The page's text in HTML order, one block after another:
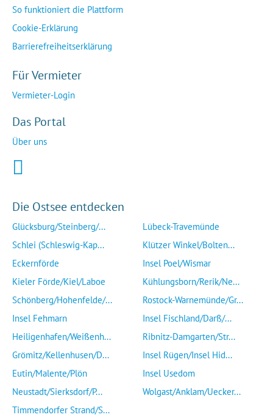
So funktioniert die Plattform
Cookie-Erklärung
Barrierefreiheitserklärung
Für Vermieter
Vermieter-Login
Das Portal
Über uns
Die Ostsee entdecken
Glücksburg/Steinberg/...
Schlei (Schleswig-Kap...
Eckernförde
Kieler Förde/Kiel/Laboe
Schönberg/Hohenfelde/...
Insel Fehmarn
Heiligenhafen/Weißenh...
Grömitz/Kellenhusen/D...
Eutin/Malente/Plön
Neustadt/Sierksdorf/P...
Timmendorfer Strand/S...
Lübeck-Travemünde
Klützer Winkel/Bolten...
Insel Poel/Wismar
Kühlungsborn/Rerik/Ne...
Rostock-Warnemünde/Gr...
Insel Fischland/Darß/...
Ribnitz-Damgarten/Str...
Insel Rügen/Insel Hid...
Insel Usedom
Wolgast/Anklam/Uecker...